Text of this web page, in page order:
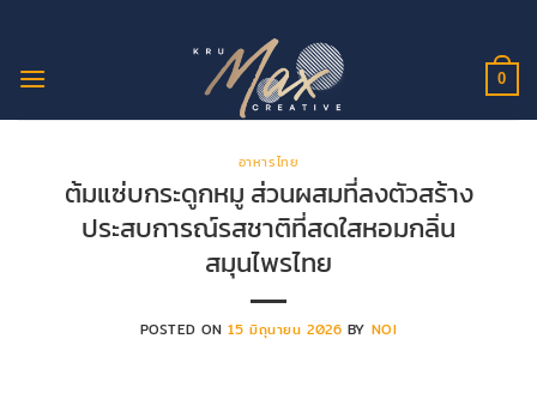
ยัง
0
อาหารไทย
ต้มแซ่บกระดูกหมู ส่วนผสมที่ลงตัวสร้าง
ประสบการณ์รสชาติที่สดใสหอมกลิ่น
สมุนไพรไทย
POSTED ON15 มิถุนายน 2026 BY NOI